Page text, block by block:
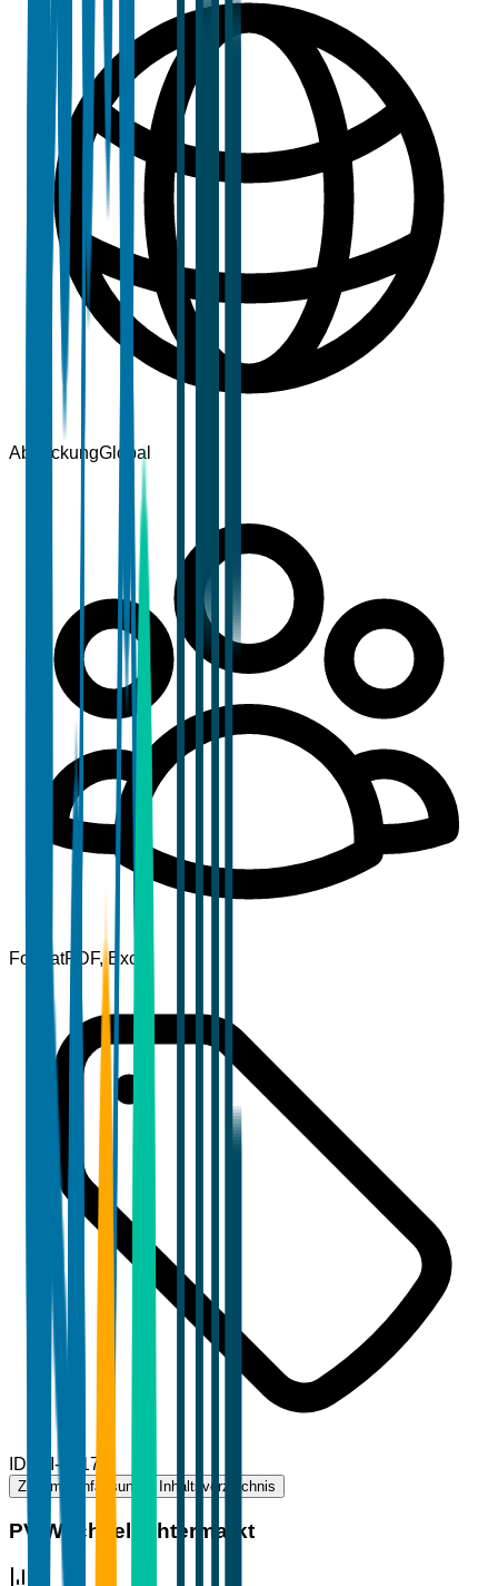
AbdeckungGlobal
FormatPDF, Excel
IDTBI-86179
Zusammenfassung Inhaltsverzeichnis
PV-Wechselrichtermarkt